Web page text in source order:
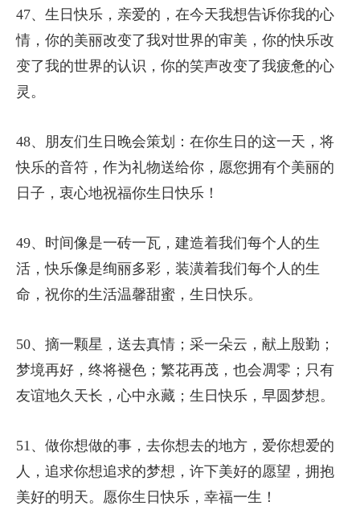
47、生日快乐，亲爱的，在今天我想告诉你我的心
情，你的美丽改变了我对世界的审美，你的快乐改
变了我的世界的认识，你的笑声改变了我疲惫的心
灵。
48、朋友们生日晚会策划：在你生日的这一天，将
快乐的音符，作为礼物送给你，愿您拥有个美丽的
日子，衷心地祝福你生日快乐！
49、时间像是一砖一瓦，建造着我们每个人的生
活，快乐像是绚丽多彩，装潢着我们每个人的生
命，祝你的生活温馨甜蜜，生日快乐。
50、摘一颗星，送去真情；采一朵云，献上殷勤；
梦境再好，终将褪色；繁花再茂，也会凋零；只有
友谊地久天长，心中永藏；生日快乐，早圆梦想。
51、做你想做的事，去你想去的地方，爱你想爱的
人，追求你想追求的梦想，许下美好的愿望，拥抱
美好的明天。愿你生日快乐，幸福一生！